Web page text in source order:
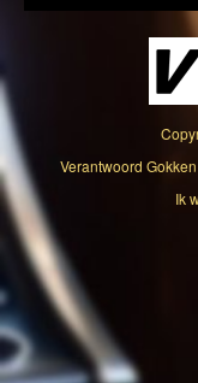
Verantwoord
Ik